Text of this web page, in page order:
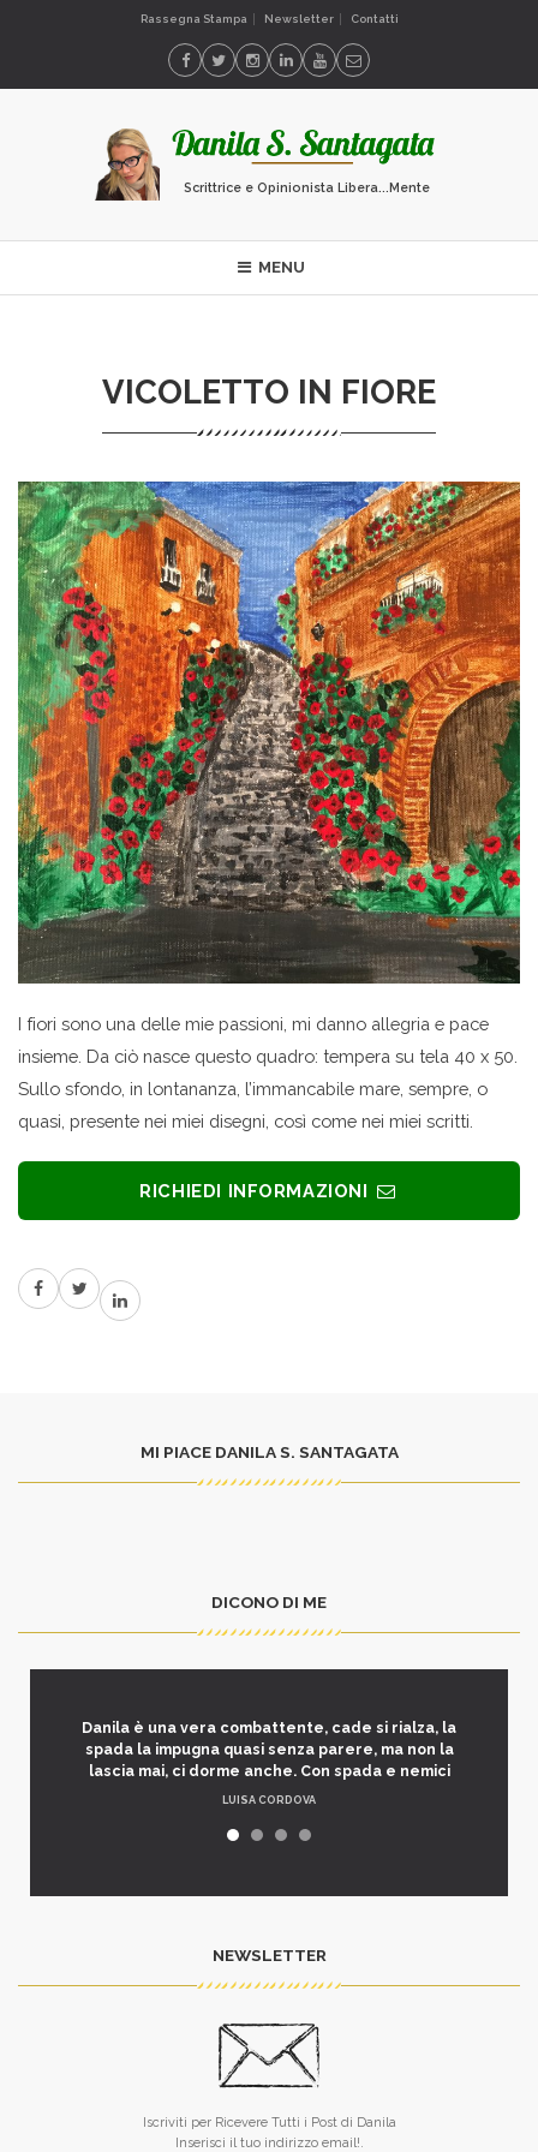
Rassegna Stampa Newsletter Contatti
Scrittrice e Opinionista Libera...Mente
MENU
VICOLETTO IN FIORE
I fiori sono una delle mie passioni, mi danno allegria e pace
insieme. Da ciò nasce questo quadro: tempera su tela 40 x 50.
Sullo sfondo, in lontananza, l’immancabile mare, sempre, o
quasi, presente nei miei disegni, così come nei miei scritti.
RICHIEDI INFORMAZIONI
MI PIACE DANILA S. SANTAGATA
DICONO DI ME
Danila è una vera combattente, cade si rialza, la
spada la impugna quasi senza parere, ma non la
lascia mai, ci dorme anche. Con spada e nemici
LUISA CORDOVA
NEWSLETTER
Iscriviti per Ricevere Tutti i Post di Danila
Inserisci il tuo indirizzo email!.